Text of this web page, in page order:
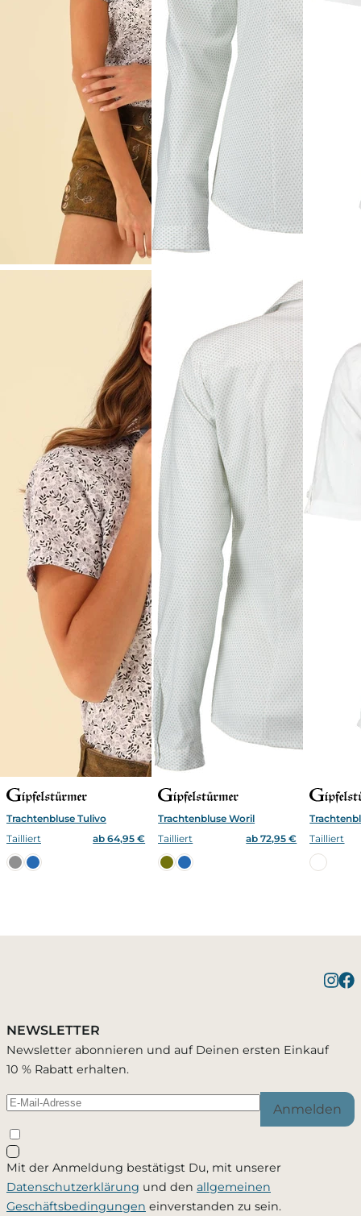
Trachtenbluse Tulivo
Tailliert
ab 64,95 €
Trachtenbluse Woril
Tailliert
ab 72,95 €
Tailliert
Warenkorb ansehen
Du wirst per E-Mail benachrichtigt, sobald der
Artikel wieder verfügbar ist.
Ja, ich möchte - jederzeit widerruflich - per Mail
informiert werden, sobald dieses Produkt wieder
verfügbar ist. Meine Mailadresse wird ausschließlich
NEWSLETTER
Newsletter abonnieren und auf Deinen ersten Einkauf
10 % Rabatt erhalten.
Anmelden
Mit der Anmeldung bestätigst Du, mit unserer
Datenschutzerklärung und den allgemeinen
Geschäftsbedingungen einverstanden zu sein.